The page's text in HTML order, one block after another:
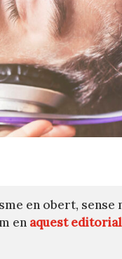
en obert, sense
en aquest